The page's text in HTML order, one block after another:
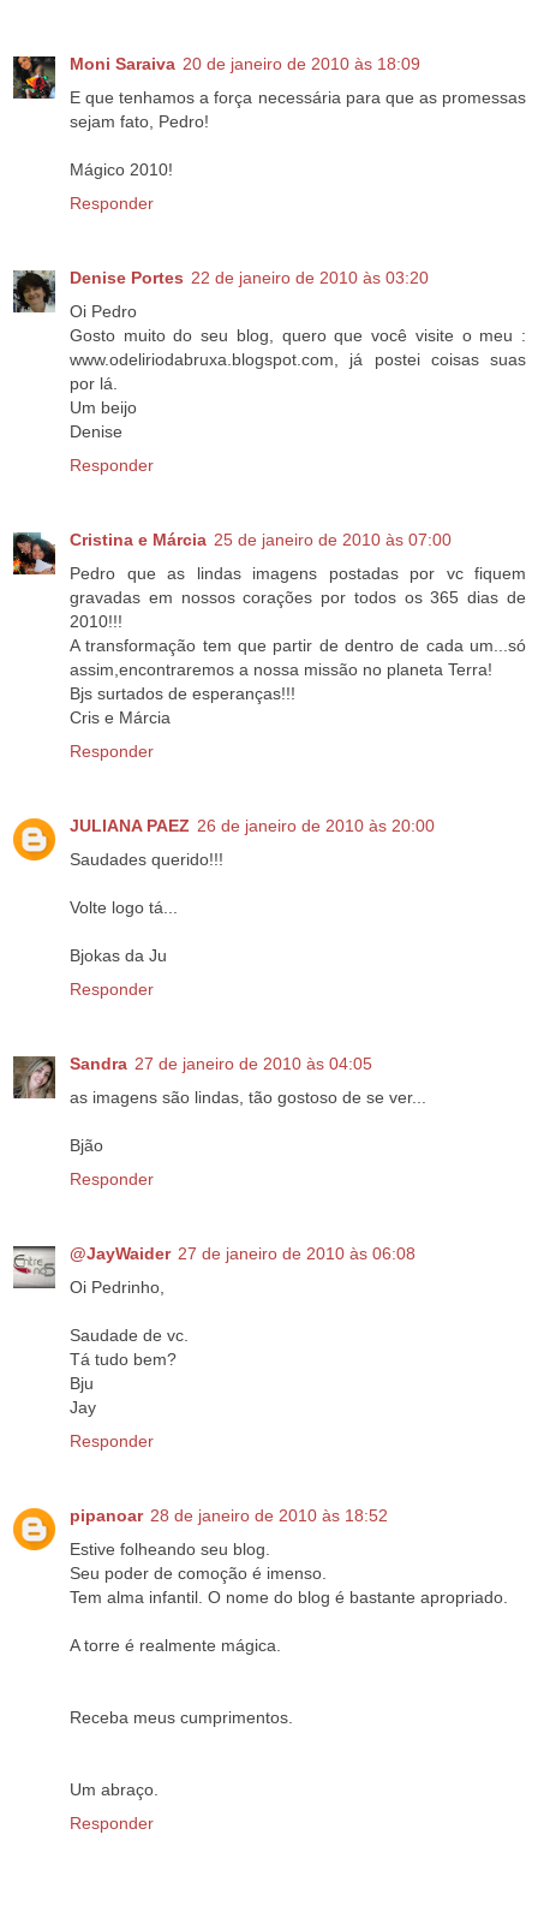
Moni Saraiva 20 de janeiro de 2010 às 18:09
E que tenhamos a força necessária para que as promessas
sejam fato, Pedro!
Mágico 2010!
Responder
Denise Portes 22 de janeiro de 2010 às 03:20
Oi Pedro
Gosto muito do seu blog, quero que você visite o meu :
www.odeliriodabruxa.blogspot.com, já postei coisas suas
por lá.
Um beijo
Denise
Responder
Cristina e Márcia 25 de janeiro de 2010 às 07:00
Pedro que as lindas imagens postadas por vc fiquem
gravadas em nossos corações por todos os 365 dias de
2010!!!
A transformação tem que partir de dentro de cada um...só
assim,encontraremos a nossa missão no planeta Terra!
Bjs surtados de esperanças!!!
Cris e Márcia
Responder
JULIANA PAEZ 26 de janeiro de 2010 às 20:00
Saudades querido!!!
Volte logo tá...
Bjokas da Ju
Responder
Sandra 27 de janeiro de 2010 às 04:05
as imagens são lindas, tão gostoso de se ver...
Bjão
Responder
@JayWaider 27 de janeiro de 2010 às 06:08
Oi Pedrinho,
Saudade de vc.
Tá tudo bem?
Bju
Jay
Responder
pipanoar 28 de janeiro de 2010 às 18:52
Estive folheando seu blog.
Seu poder de comoção é imenso.
Tem alma infantil. O nome do blog é bastante apropriado.
A torre é realmente mágica.
Receba meus cumprimentos.
Um abraço.
Responder